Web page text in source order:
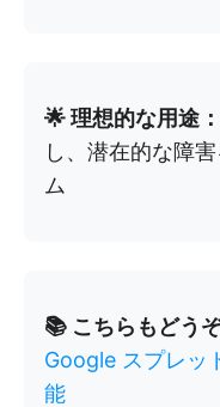
🌟 理想的な用途：
し、潜在的な障
ム
📚 こちらもどう
Google スプレッ
能